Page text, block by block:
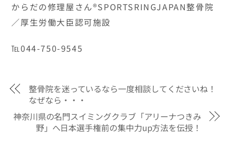
からだの修理屋さん®SPORTSRINGJAPAN整骨院
／厚生労働大臣認可施設
℡044-750-9545
整骨院を迷っているなら一度相談してくださいね！
なぜなら・・・
神奈川県の名門スイミングクラブ「アリーナつきみ
野」へ日本選手権前の集中力up方法を伝授！